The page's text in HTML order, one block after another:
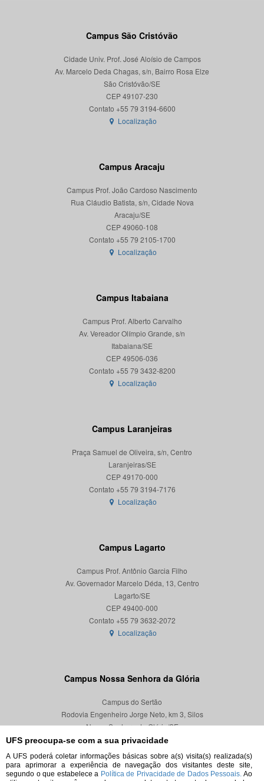
UFS preocupa-se com a sua privacidade
A UFS poderá coletar informações básicas sobre a(s) visita(s) realizada(s)
para aprimorar a experiência de navegação dos visitantes deste site,
segundo o que estabelece a Política de Privacidade de Dados Pessoais. Ao
Campus São Cristóvão
Cidade Univ. Prof. José Aloísio de Campos
Av. Marcelo Deda Chagas, s/n, Bairro Rosa Elze
São Cristóvão/SE
CEP 49107-230
Localização
Campus Aracaju
Campus Prof. João Cardoso Nascimento
Rua Cláudio Batista, s/n, Cidade Nova
Aracaju/SE
CEP 49060-108
Localização
Campus Itabaiana
Campus Prof. Alberto Carvalho
Av. Vereador Olímpio Grande, s/n
Itabaiana/SE
CEP 49506-036
Localização
Campus Laranjeiras
Praça Samuel de Oliveira, s/n, Centro
Laranjeiras/SE
CEP 49170-000
Localização
Campus Lagarto
Campus Prof. Antônio Garcia Filho
Av. Governador Marcelo Déda, 13, Centro
Lagarto/SE
CEP 49400-000
Localização
Campus Nossa Senhora da Glória
Campus do Sertão
Rodovia Engenheiro Jorge Neto, km 3, Silos
Nossa Senhora da Glória/SE
CEP 49680-000
Localização